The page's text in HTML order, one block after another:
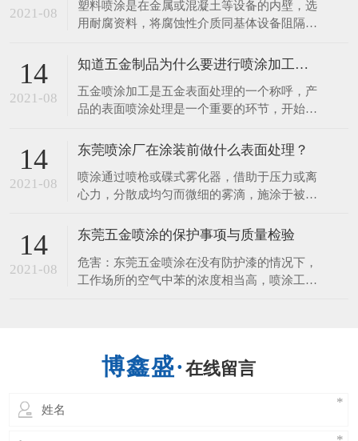
2021-08
塑料喷涂是在金属或混凝土等设备的内壁，选
用耐腐资料，将腐蚀性介质同基体设备阻隔，
料资料不同分胶泥防腐布料、砖板防腐布料、
橡胶防腐布料、塑料防腐布料、玻璃钢防腐布
料几大类，塑料喷涂多用于化工设备的防腐
蚀。​下面，一起来听听东莞喷涂厂讲解塑胶喷
14
2021-08
知道五金制品为什么要进行喷涂加工吗？
五金喷涂加工是五金表面处理的一个称呼，产
品的表面喷涂处理是一个重要的环节，开始想
护到产品，使产品不易生锈、耐 磨、使用时
间长等，接下来由五金喷涂厂来给您讲讲五金
表面喷涂的性能和作用。 1、保护的作用 涂层
可以保护好金属、五金、钢材、
14
2021-08
东莞喷涂厂在涂装前做什么表面处理？
喷涂通过喷枪或碟式雾化器，借助于压力或离
心力，分散成均匀而微细的雾滴，施涂于被涂
气喷涂、静电喷涂以及上述基本喷涂形式的各
喷涂、自动喷涂、多组喷涂等。 东莞喷涂厂
说表面处理是在基体材料表面上人工形成
14
2021-08
东莞五金喷涂的保护事项与质量检验
危害：东莞五金喷涂在没有防护漆的情况下，
工作场所的空气中苯的浓度相当高，喷涂工人
喷涂，能溶解脂肪的皮肤，造成皮肤干燥，发
在线留言